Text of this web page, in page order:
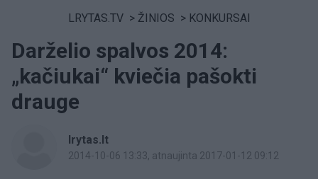
LRYTAS.TV > ŽINIOS > KONKURSAI
Darželio spalvos 2014:
„kačiukai“ kviečia pašokti
drauge
lrytas.lt
2014-10-06 13:33, atnaujinta 2017-01-12 09:12